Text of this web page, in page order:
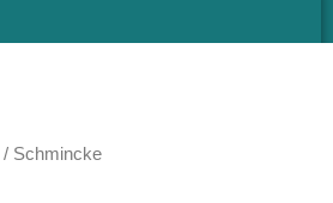
/ Schmincke